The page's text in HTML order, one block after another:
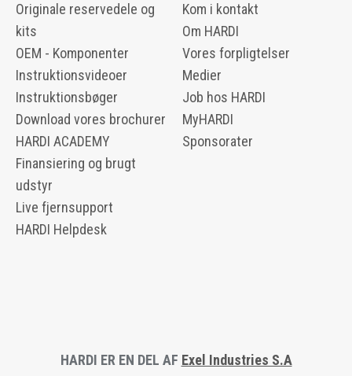
Originale reservedele og
kits
OEM - Komponenter
Instruktionsvideoer
Instruktionsbøger
Download vores brochurer
HARDI ACADEMY
Finansiering og brugt
udstyr
Live fjernsupport
HARDI Helpdesk
Kom i kontakt
Om HARDI
Vores forpligtelser
Medier
Job hos HARDI
MyHARDI
Sponsorater
HARDI ER EN DEL AF Exel Industries S.A